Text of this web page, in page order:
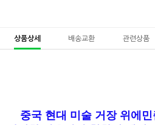
상품상세 배송교환 관련상품
중국 현대 미술 거장 위에